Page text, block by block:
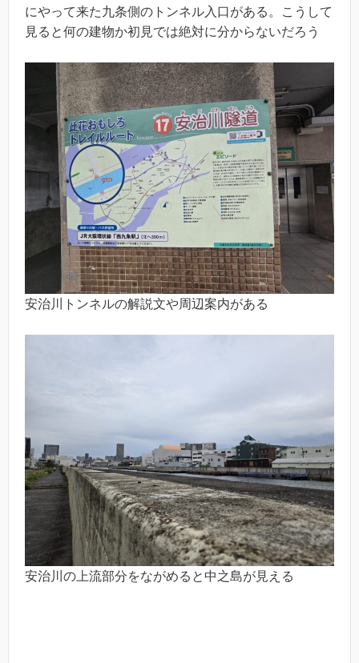
にやって来た九条側のトンネル入口がある。こうして
見ると何の建物か初見では絶対に分からないだろう
安治川トンネルの解説文や周辺案内がある
安治川の上流部分をながめると中之島が見える